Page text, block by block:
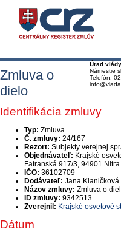
Úrad
Námestie
Telefón:
Zmluva o
dielo
Identifikácia zmluvy
Typ: Zmluva
Č. zmluvy: 24/167
Rezort: Subjekty verejnej
Objednávateľ: Krajské
Fatranská 917/3, 94901 Nitra
IČO: 36102709
Dodávateľ: Jana Kianičková
Názov zmluvy: Zmluva o
ID zmluvy: 9342513
Zverejnil: Krajské osvetové
Dátum